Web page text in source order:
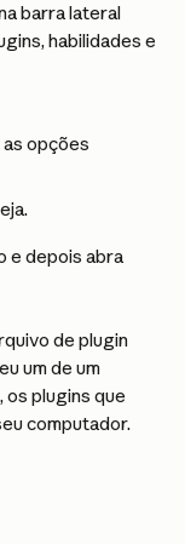
barra lateral
habilidades e
opções
e depois abra
de plugin
um de um
plugins que
computador.